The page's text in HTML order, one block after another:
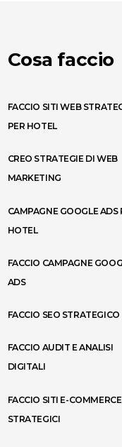
Cosa faccio
FACCIO SITI WEB
PER HOTEL
CREO STRATEGIE DI WEB
MARKETING
CAMPAGNE GOOGLE ADS
HOTEL
FACCIO CAMPAGNE
ADS
FACCIO SEO STRATEGICO
FACCIO AUDIT E ANALISI
DIGITALI
FACCIO SITI E-COMMERCE
STRATEGICI